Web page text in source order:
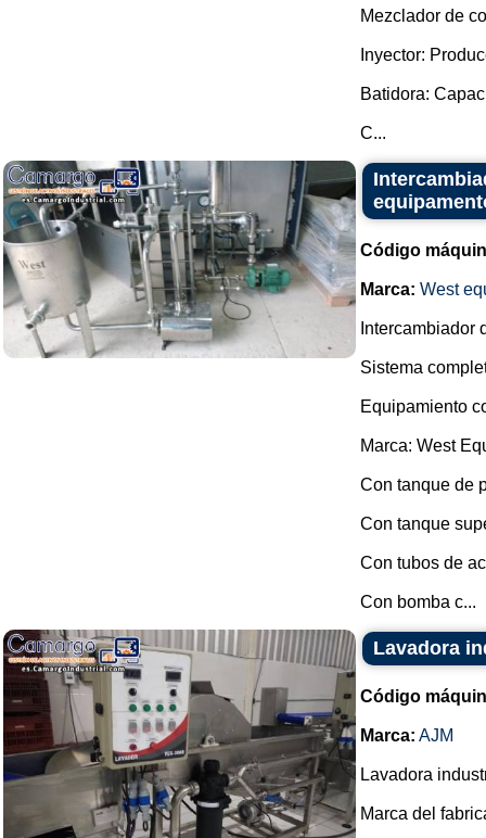
Mezclador de
Inyector:
Batidora:
C...
Código
Marca: West
Intercambiador
Sistema
Equipamiento
Marca: West
Con tanque de
Con tanque
Con tubos de
Con bomba c...
Lavadora
Código
Marca: AJM
Lavadora
Marca del